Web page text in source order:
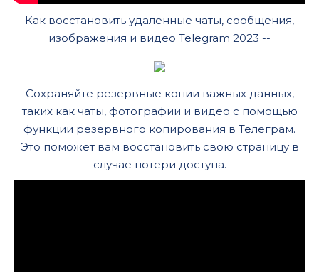
Как восстановить удаленные чаты, сообщения,
изображения и видео Telegram 2023 --
Сохраняйте резервные копии важных данных,
таких как чаты, фотографии и видео с помощью
функции резервного копирования в Телеграм.
Это поможет вам восстановить свою страницу в
случае потери доступа.